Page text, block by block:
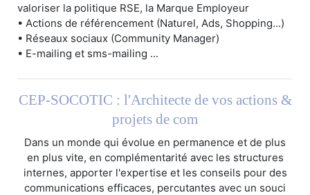
valoriser la politique RSE, la Marque Employeur
• Actions de référencement (Naturel, Ads, Shopping...)
• Réseaux sociaux (Community Manager)
• E-mailing et sms-mailing ...
CEP-SOCOTIC : l'Architecte de vos actions &
projets de com
Dans un monde qui évolue en permanence et de plus
en plus vite, en complémentarité avec les structures
internes, apporter l'expertise et les conseils pour des
communications efficaces, percutantes avec un souci